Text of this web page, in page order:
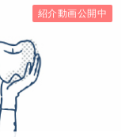
紹介動画公開中